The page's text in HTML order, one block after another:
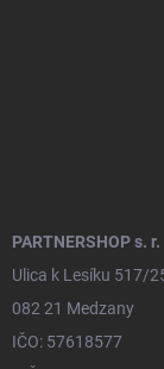
PARTNERSHOP s. r.
Ulica k Lesíku 517/
082 21 Medzany
IČO: 57618577